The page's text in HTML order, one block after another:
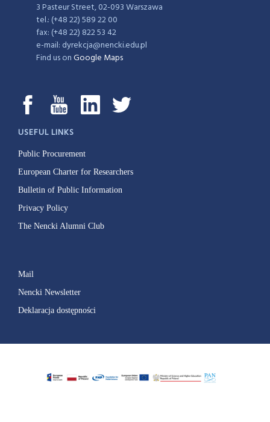
3 Pasteur Street, 02-093 Warszawa
tel.: (+48 22) 589 22 00
fax: (+48 22) 822 53 42
e-mail: dyrekcja@nencki.edu.pl
Find us onGoogle Maps
USEFUL LINKS
Public Procurement
European Charter for Researchers
Bulletin of Public Information
Privacy Policy
The Nencki Alumni Club
Mail
Nencki Newsletter
Deklaracja dostępności